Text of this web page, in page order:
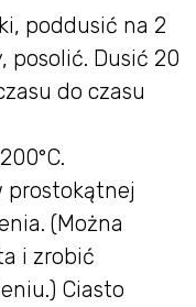
poddusić na 2
posolić. Dusić 20
do czasu
prostokątnej
(Można
i zrobić
Ciasto